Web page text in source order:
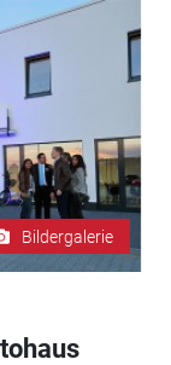
Bildergalerie